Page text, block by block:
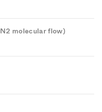
molecular flow)